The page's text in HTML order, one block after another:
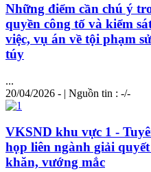
Những điểm cần chú ý
quyền công tố và kiểm
việc, vụ án về tội phạm
túy
...
20/04/2026 - | Nguồn tin : -/-
VKSND khu vực 1 -
họp liên ngành giải
khăn, vướng mắc